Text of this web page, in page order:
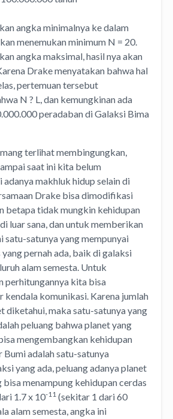
angka minimalnya ke dalam
menemukan minimum N = 20.
angka maksimal, hasil nya akan
Drake menyatakan bahwa hal
pertemuan tersebut
N ? L, dan kemungkinan ada
peradaban di Galaksi Bima
terlihat membingungkan,
saat ini kita belum
makhluk hidup selain di
Drake bisa dimodifikasi
betapa tidak mungkin kehidupan
luar sana, dan untuk memberikan
satu-satunya yang mempunyai
pernah ada, baik di galaksi
alam semesta. Untuk
perhitungannya kita bisa
kendala komunikasi. Karena jumlah
diketahui, maka satu-satunya yang
peluang bahwa planet yang
mengembangkan kehidupan
Bumi adalah satu-satunya
yang ada, peluang adanya planet
bisa menampung kehidupan cerdas
1.7 x 10-11 (sekitar 1 dari 60
alam semesta, angka ini